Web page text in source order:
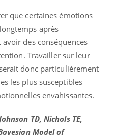
que certaines émotions
après
des conséquences
Travailler sur leur
donc particulièrement
les plus susceptibles
envahissantes.
TD, Nichols TE,
Model of